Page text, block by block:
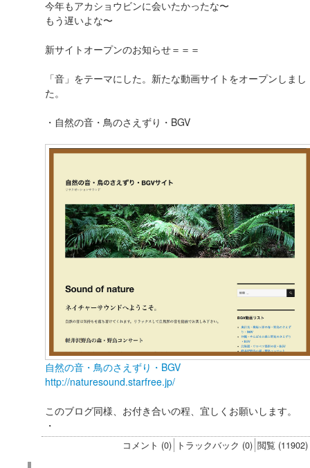
今年もアカショウビンに会いたかったな〜
もう遅いよな〜
新サイトオープンのお知らせ＝＝＝
「音」をテーマにした。新たな動画サイトをオープンしまし
た。
・自然の音・鳥のさえずり・BGV
自然の音・鳥のさえずり・BGV
http://naturesound.starfree.jp/
このブログ同様、お付き合いの程、宜しくお願いします。
・
コメント (0) トラックバック (0) 閲覧 (11902)